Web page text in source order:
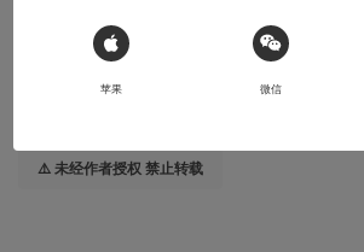
本文系用户投稿，不代表机核网观点
⚠️ 未经作者授权 禁止转载
 Sign in with Apple
苹果 微信